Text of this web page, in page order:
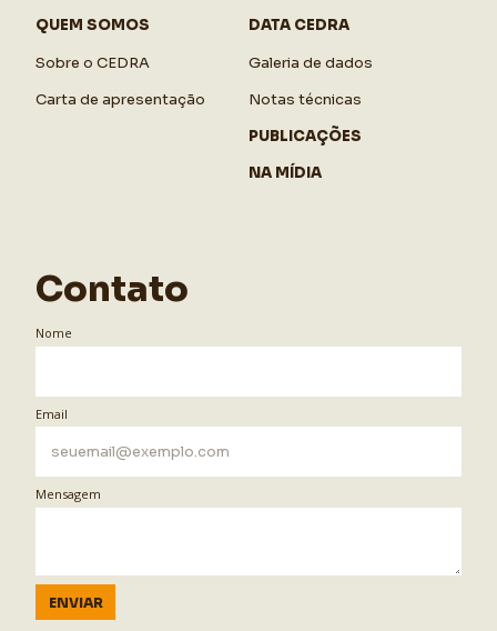
QUEM SOMOS
Sobre o CEDRA
Carta de apresentação
DATA CEDRA
Galeria de dados
Notas técnicas
PUBLICAÇÕES
NA MÍDIA
Contato
Nome
Email
Mensagem
ENVIAR